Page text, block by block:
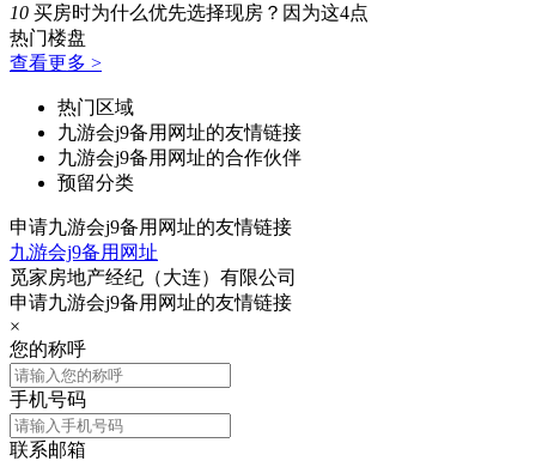
10 买房时为什么优先选择现房？因为这4点
热门楼盘
查看更多 >
热门区域
九游会j9备用网址的友情链接
九游会j9备用网址的合作伙伴
预留分类
申请九游会j9备用网址的友情链接
九游会j9备用网址
觅家房地产经纪（大连）有限公司
申请九游会j9备用网址的友情链接
×
您的称呼
手机号码
联系邮箱